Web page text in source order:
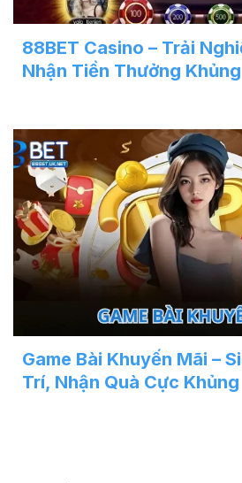
88BET Casino – Trải
Nhận Tiền Thưởng Khủng
Game Bài Khuyến Mãi –
Trí, Nhận Quà Cực Khủng